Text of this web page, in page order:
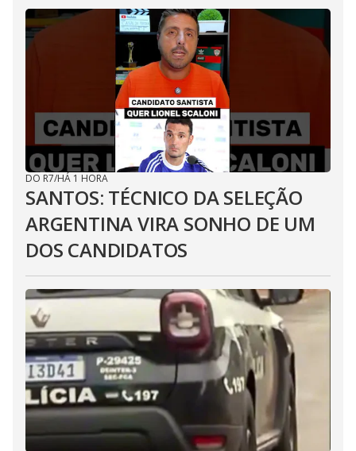
DO R7/HÁ 1 HORA
SANTOS: TÉCNICO DA SELEÇÃO
ARGENTINA VIRA SONHO DE UM
DOS CANDIDATOS